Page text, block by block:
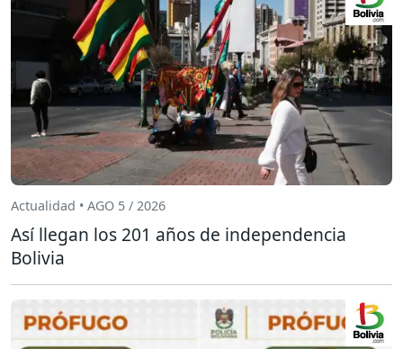
Actualidad • AGO 5 / 2026
Así llegan los 201 años de independencia
Bolivia